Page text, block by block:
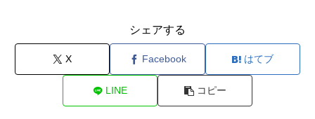
シェアする
X Facebook はてブ
LINE コピー